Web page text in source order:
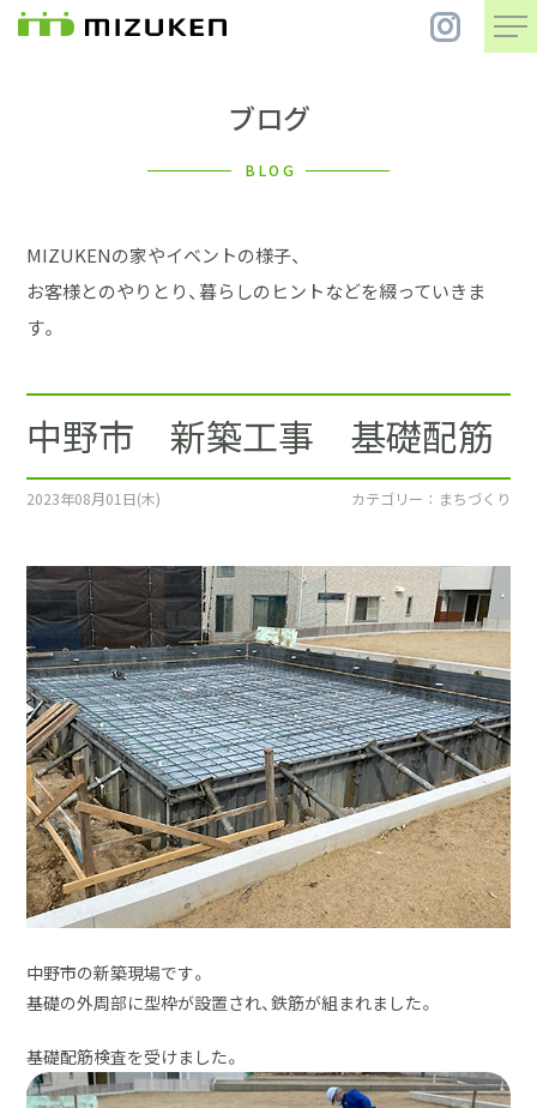
住 宅
まちづくり
会社案内
施工事例
土地をお探しの方
イベント
ショールーム
ブログ
ブログ
BLOG
MIZUKENの家やイベントの様子、
お客様とのやりとり、暮らしのヒントなどを綴っていきま
す。
中野市 新築工事 基礎配筋
2023年08月01日(木) カテゴリー ： まちづくり
中野市の新築現場です。
基礎の外周部に型枠が設置され、鉄筋が組まれました。
基礎配筋検査を受けました。